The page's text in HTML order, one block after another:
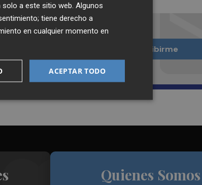
Quiero suscribirme
Quienes Somos
a este sitio web. Algunos
tiene derecho a
en cualquier momento en
ACEPTAR TODO